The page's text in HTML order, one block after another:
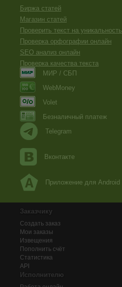
Биржа статей
Магазин статей
Проверить текст на уникальность
Проверка орфографии онлайн
SEO анализ онлайн
Проверка качества текста
МИР / СБП
WebMoney
Volet
Безналичный платеж
Telegram
Вконтакте
Приложение для Android
Заказчику
Создать заказ
Мои заказы
Извещения
Пополнить счёт
Статистика
API
Исполнителю